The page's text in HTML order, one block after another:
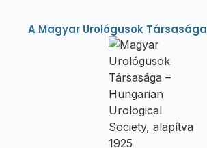
A Magyar Urológusok Társasága